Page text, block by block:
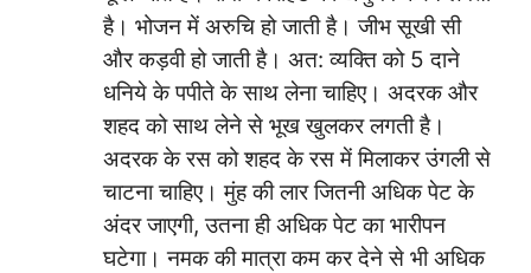
है। भोजन में अरुचि हो जाती है। जीभ सूखी सी
और कड़वी हो जाती है। अत: व्यक्ति को 5 दाने
धनिये के पपीते के साथ लेना चाहिए। अदरक और
शहद को साथ लेने से भूख खुलकर लगती है।
अदरक के रस को शहद के रस में मिलाकर उंगली से
चाटना चाहिए। मुंह की लार जितनी अधिक पेट के
अंदर जाएगी, उतना ही अधिक पेट का भारीपन
घटेगा। नमक की मात्रा कम कर देने से भी अधिक